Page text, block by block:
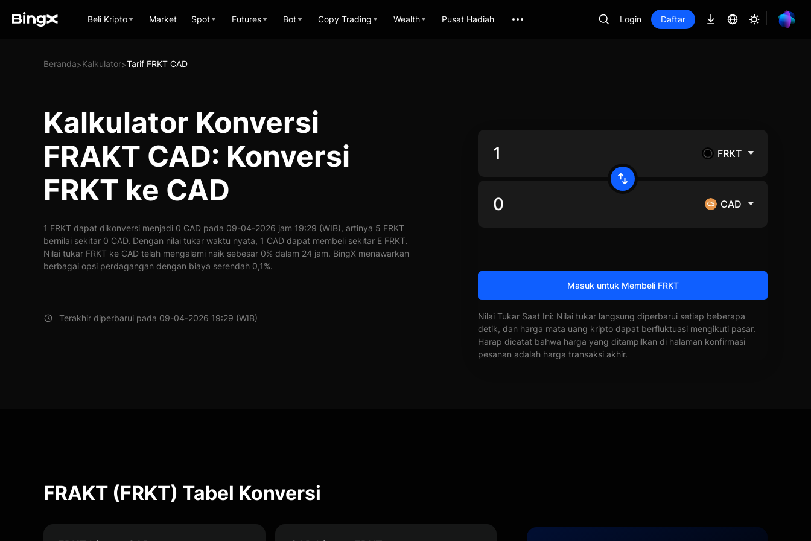
Beli Kripto Market Spot Futures Bot Copy Trading Wealth Pusat Hadiah Login Daftar
Beranda>Kalkulator>Tarif FRKT CAD
Kalkulator Konversi
FRAKT CAD: Konversi
FRKT ke CAD
1 FRKT dapat dikonversi menjadi 0 CAD pada 09-04-2026 jam 19:29 (WIB), artinya 5 FRKT
bernilai sekitar 0 CAD. Dengan nilai tukar waktu nyata, 1 CAD dapat membeli sekitar E FRKT.
Nilai tukar FRKT ke CAD telah mengalami naik sebesar 0% dalam 24 jam. BingX menawarkan
berbagai opsi perdagangan dengan biaya serendah 0,1%.
Terakhir diperbarui pada 09-04-2026 19:29 (WIB)
FRKT
CAD
Masuk untuk Membeli FRKT
Nilai Tukar Saat Ini: Nilai tukar langsung diperbarui setiap beberapa
detik, dan harga mata uang kripto dapat berfluktuasi mengikuti pasar.
Harap dicatat bahwa harga yang ditampilkan di halaman konfirmasi
pesanan adalah harga transaksi akhir.
FRAKT (FRKT) Tabel Konversi